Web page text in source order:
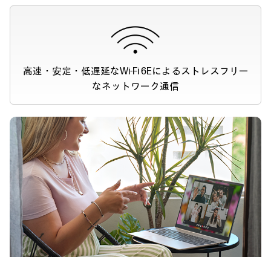
高速・安定・低遅延なWi-Fi 6Eによる ストレスフリー
なネットワーク通信